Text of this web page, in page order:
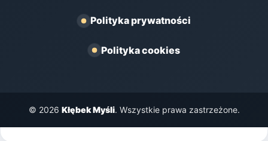
Polityka prywatności
Polityka cookies
© 2026 Kłębek Myśli. Wszystkie prawa zastrzeżone.